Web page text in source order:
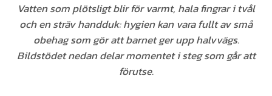
Vatten som plötsligt blir för varmt, hala fingrar i tvål
och en sträv handduk: hygien kan vara fullt av små
obehag som gör att barnet ger upp halvvägs.
Bildstödet nedan delar momentet i steg som går att
förutse.